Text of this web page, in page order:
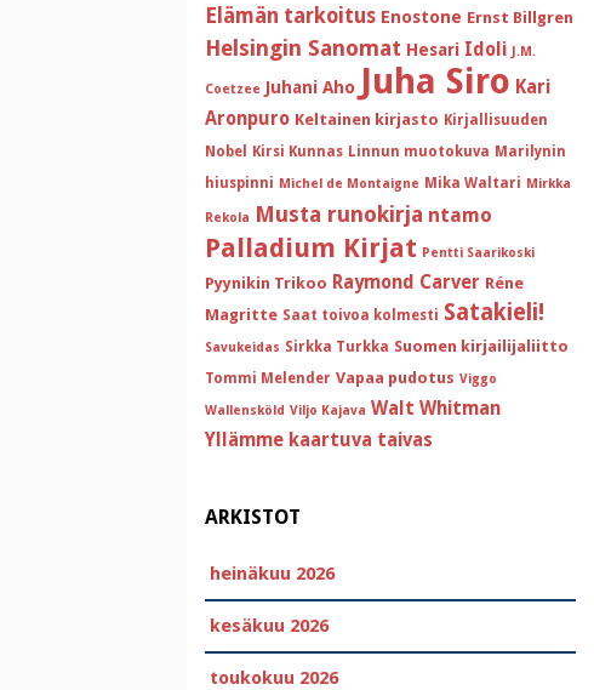
Elämän tarkoitus Enostone Ernst Billgren
Helsingin Sanomat Hesari Idoli J.M.
Coetzee Juhani Aho Juha Siro Kari
Aronpuro Keltainen kirjasto Kirjallisuuden
Nobel
Kirsi Kunnas Linnun muotokuva Marilynin
hiuspinni Michel de Montaigne Mika Waltari Mirkka
Rekola Musta runokirja ntamo
Palladium Kirjat Pentti Saarikoski
Pyynikin Trikoo Raymond Carver Réne
Magritte Saat toivoa kolmesti Satakieli!
Savukeidas Sirkka Turkka Suomen kirjailijaliitto
Tommi Melender Vapaa pudotus Viggo
Wallensköld Viljo Kajava Walt Whitman
Yllämme kaartuva taivas
ARKISTOT
heinäkuu 2026
kesäkuu 2026
toukokuu 2026